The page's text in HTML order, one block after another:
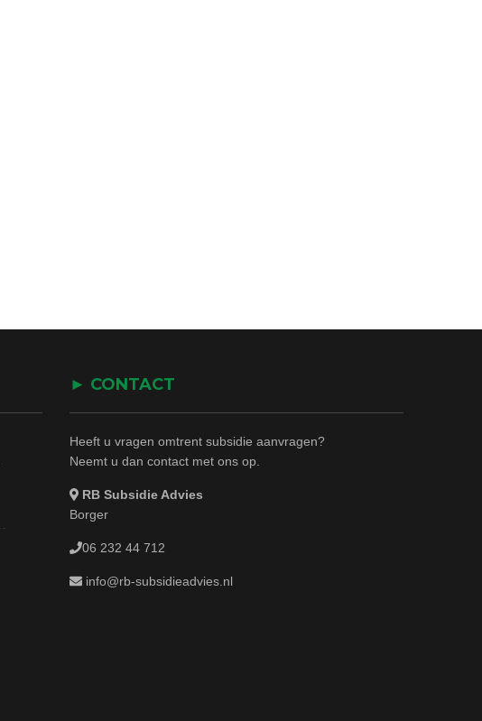
► CONTACT
Heeft u vragen omtrent subsidie aanvragen?
Neemt u dan contact met ons op.
RB Subsidie Advies
Borger
06 232 44 712
info@rb-subsidieadvies.nl